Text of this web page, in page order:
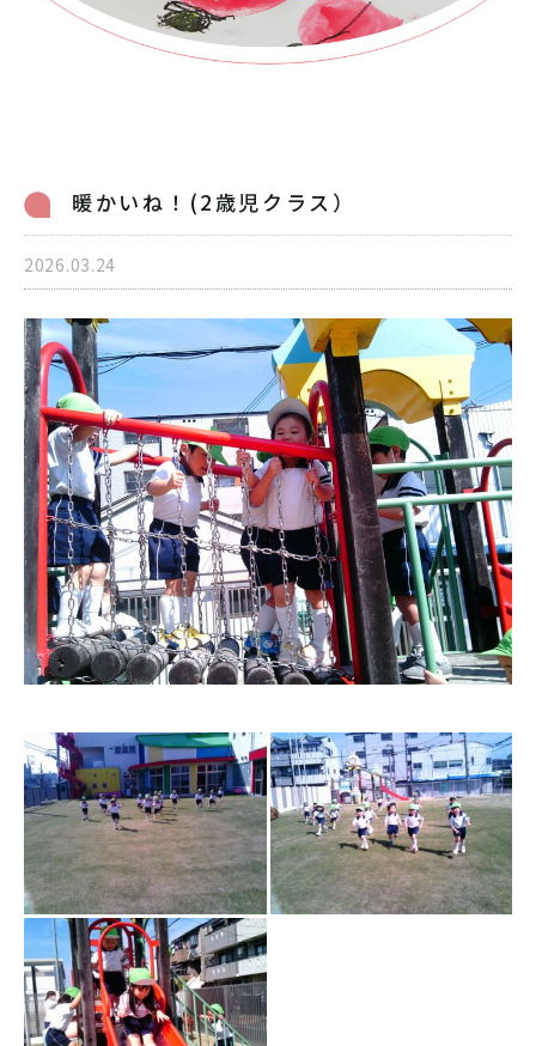
入園案内 保護者専用
個人情報保護方針
06-6998-5321
受付時間 7:00～20:00（平日）7:00～19:00（土曜）
お問い合わせ
暖かいね！(2歳児クラス）
2026.03.24